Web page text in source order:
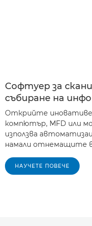
Софтуер за
събиране на
Открийте
компютър, MFD или
използва
намали отнемащите
НАУЧЕТЕ ПОВЕЧЕ